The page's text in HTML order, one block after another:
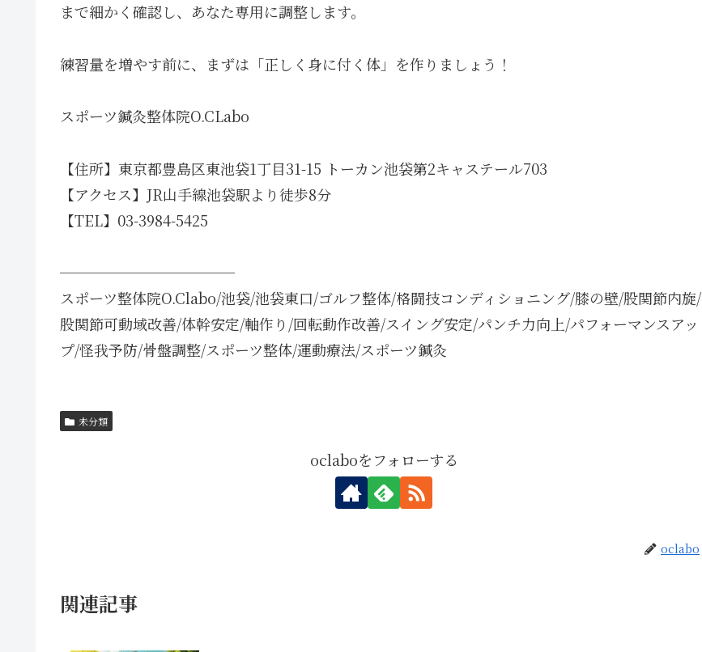
まで細かく確認し、あなた専用に調整します。
練習量を増やす前に、まずは「正しく身に付く体」を作りましょう！
スポーツ鍼灸整体院O.CLabo
【住所】東京都豊島区東池袋1丁目31-15 トーカン池袋第2キャステール703
【アクセス】JR山手線池袋駅より徒歩8分
【TEL】03-3984-5425
────────────
スポーツ整体院O.Clabo/池袋/池袋東口/ゴルフ整体/格闘技コンディショニング/膝の壁/股関節内旋/
股関節可動域改善/体幹安定/軸作り/回転動作改善/スイング安定/パンチ力向上/パフォーマンスアッ
プ/怪我予防/骨盤調整/スポーツ整体/運動療法/スポーツ鍼灸
未分類
oclaboをフォローする
oclabo
関連記事